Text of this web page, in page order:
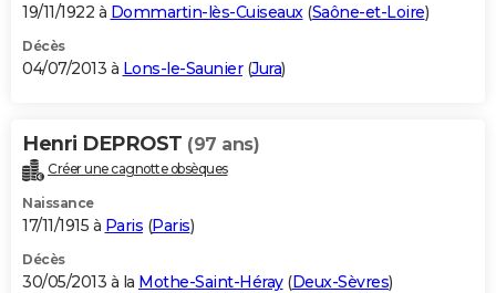
19/11/1922 à Dommartin-lès-Cuiseaux(Saône-et-Loire)
Décès
04/07/2013 à Lons-le-Saunier(Jura)
Henri DEPROST (97 ans)
Créer une cagnotte obsèques
Naissance
17/11/1915 à Paris (Paris)
Décès
30/05/2013 à la Mothe-Saint-Héray(Deux-Sèvres)